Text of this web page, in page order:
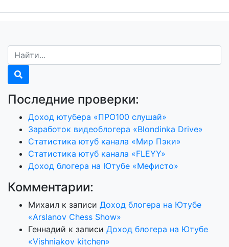
Последние проверки:
Доход ютубера «ПРО100 слушай»
Заработок видеоблогера «Blondinka Drive»
Статистика ютуб канала «Мир Пэки»
Статистика ютуб канала «FLEYY»
Доход блогера на Ютубе «Мефисто»
Комментарии:
Михаил к записи Доход блогера на Ютубе
«Arslanov Chess Show»
Геннадий к записи Доход блогера на Ютубе
«Vishniakov kitchen»